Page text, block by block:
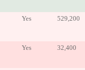
Yes 529,200
Yes 32,400